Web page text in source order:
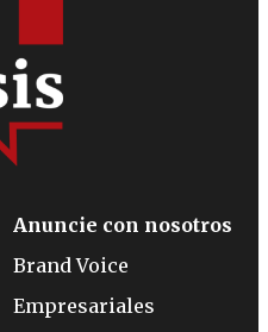
Anuncie con nosotros
Brand Voice
Empresariales